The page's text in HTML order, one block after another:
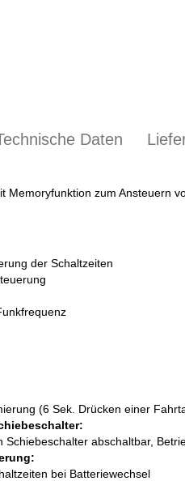
Daten
Memoryfunktion zum Ansteuern
der Schaltzeiten
(6 Sek. Drücken einer
Schiebeschalter abschaltbar,
bei Batteriewechsel